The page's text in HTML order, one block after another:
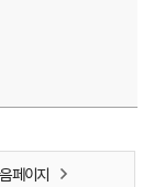
페이지